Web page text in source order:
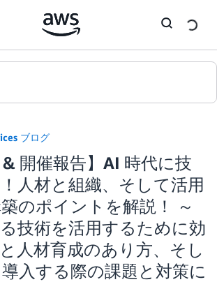
ブログ
& 開催報告】AI 時代に技
人材と組織、そして活用
のポイントを解説！ ～
技術を活用するために効
人材育成のあり方、そし
入する際の課題と対策に